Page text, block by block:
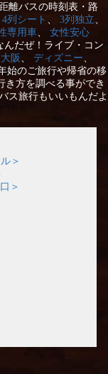
離バスの時刻表・路
4列シート 3列独立
専用車
女性安心
だぜ！ライブ・コン
大阪 ディズニー
始のご旅行や帰省の移
き方を調べる事ができ
ス旅行もいいもんだよ
＞
＞